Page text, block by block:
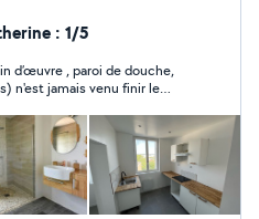
: 1/5
d’œuvre , paroi de douche,
n'est jamais venu finir le
je pouvais comprendre.
Et cerise sur le gâteau, le
joints mal faits, trous
je dois trouver